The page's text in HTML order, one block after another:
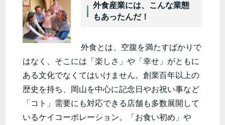
外食産業には、こんな業態
もあったんだ！
外食とは、空腹を満たすばかりで
はなく、そこには「楽しさ」や「幸せ」がともに
ある文化でなくてはいけません。創業百年以上の
歴史を持ち、岡山を中心に記念日やお祝い事など
「コト」需要にも対応できる店舗も多数展開して
いるケイコーポレーション。「お食い初め」や